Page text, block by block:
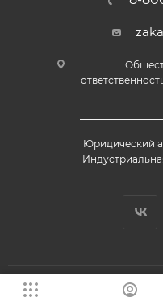
Юридический